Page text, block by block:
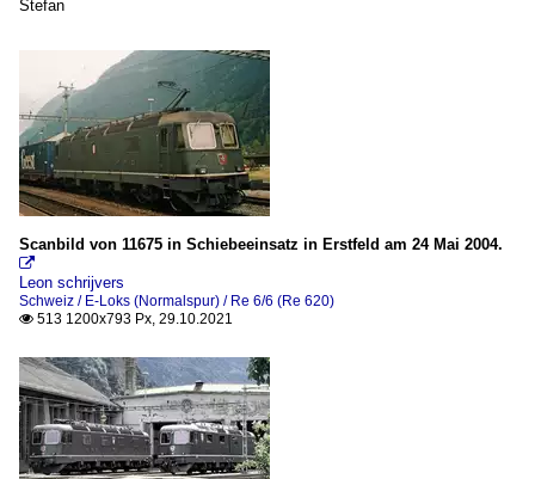
Stefan
Scanbild von 11675 in Schiebeeinsatz in Erstfeld am 24 Mai 2004.

Leon schrijvers
Schweiz / E-Loks (Normalspur) / Re 6/6 (Re 620)
 513 1200x793 Px, 29.10.2021